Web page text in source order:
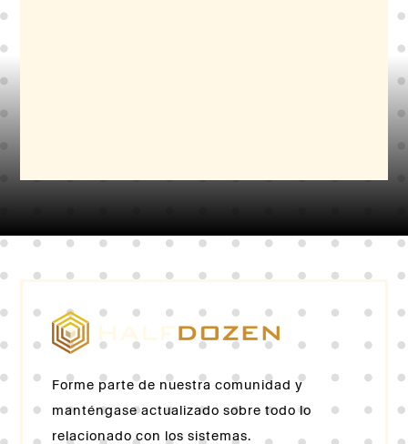
Forme parte de nuestra comunidad y
manténgase actualizado sobre todo lo
relacionado con los sistemas.